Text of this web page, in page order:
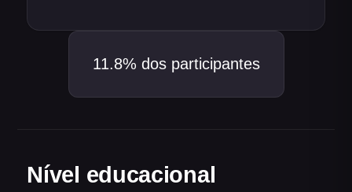
11.8% dos participantes
Nível educacional